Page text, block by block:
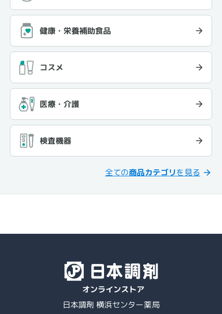
健康・栄養補助食品
コスメ
医療・介護
検査機器
全ての商品カテゴリを見る
日本調剤 横浜センター薬局